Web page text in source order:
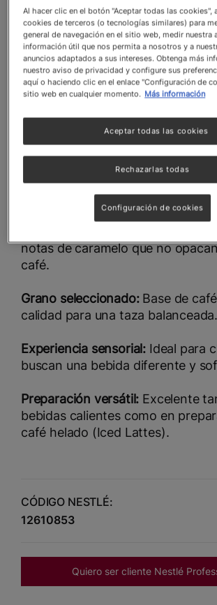
NESCAFÉ® Fina Selección
Caramel 95g
notas de caramelo que no
café.
Grano seleccionado:Base de
calidad para una taza balanceada.
Experiencia sensorial: Ideal para
buscan una bebida diferente y
Preparación versátil: Excelente
bebidas calientes como en
café helado (Iced Lattes).
CÓDIGO NESTLÉ:
12610853
Quiero ser cliente Nestlé
Al hacer clic en el botón "Aceptar todas las cookies",
cookies de terceros (o tecnologías similares) para
general de navegación en el sitio web, medir nuestra
información útil que nos permita a nosotros y a
anuncios adaptados a sus intereses. Obtenga más
nuestro aviso de privacidad y configure sus
aquí o haciendo clic en el enlace "Configuración de
sitio web en cualquier momento. Más información
Rechazarlas todas
Aceptar todas las cookies
Configuración de cookies